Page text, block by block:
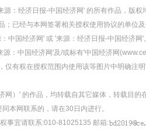
源：经济日报-中国经济网' 的所有作品，版
；已经与本网签署相关授权使用协议的单位
中国经济网' 或 '来源：经济日报-中国经济网
：中国经济网'及/或标有'中国经济网
仅有权在授权范围内使用该等图片中明确注
网）' 的作品，均转载自其它媒体，转载目的
本网联系的，请在30日内进行。
事宜请联系:010-81025135 邮箱: